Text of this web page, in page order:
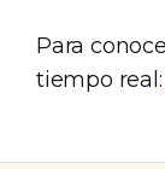
Para
tiempo real: